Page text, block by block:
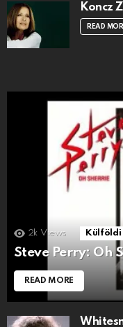
Koncz
READ
2k Views Külföldi
Steve Perry: Oh
READ MORE